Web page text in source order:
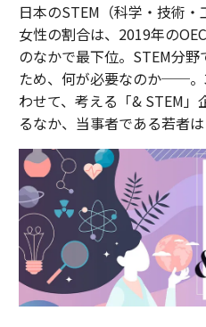
日本のSTEM（科学・技術
女性の割合は、2019年の
のなかで最下位。STEM分
ため、何が必要なのか──
わせて、考える「& STEM
るなか、当事者である若者